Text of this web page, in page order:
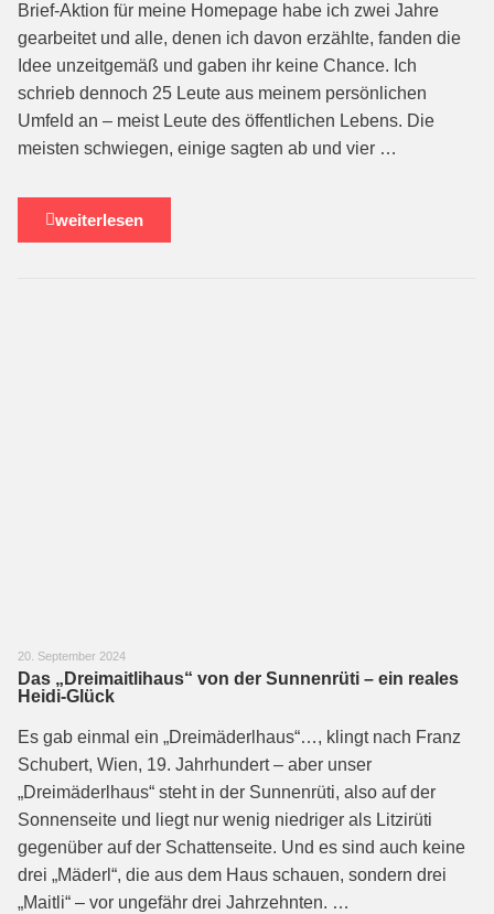
Brief-Aktion für meine Homepage habe ich zwei Jahre
gearbeitet und alle, denen ich davon erzählte, fanden die
Idee unzeitgemäß und gaben ihr keine Chance. Ich
schrieb dennoch 25 Leute aus meinem persönlichen
Umfeld an – meist Leute des öffentlichen Lebens. Die
meisten schwiegen, einige sagten ab und vier …
weiterlesen
20. September 2024
Das „Dreimaitlihaus“ von der Sunnenrüti – ein reales
Heidi-Glück
Es gab einmal ein „Dreimäderlhaus“…, klingt nach Franz
Schubert, Wien, 19. Jahrhundert – aber unser
„Dreimäderlhaus“ steht in der Sunnenrüti, also auf der
Sonnenseite und liegt nur wenig niedriger als Litzirüti
gegenüber auf der Schattenseite. Und es sind auch keine
drei „Mäderl“, die aus dem Haus schauen, sondern drei
„Maitli“ – vor ungefähr drei Jahrzehnten. …